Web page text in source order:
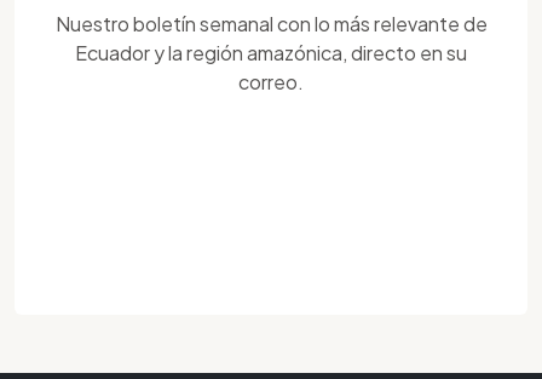
Nuestro boletín semanal con lo más relevante de
Ecuador y la región amazónica, directo en su
correo.